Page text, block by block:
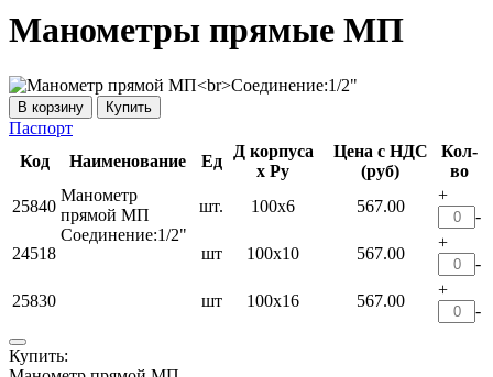
Манометры прямые МП
Купить
Паспорт
Код
Наименование Ед
Д корпуса
х Ру
Цена с НДС
(руб)
Кол-
во
25840
Манометр
прямой МП
Соединение:1/2"
шт. 100х6 567.00
+
-
24518
шт 100х10 567.00
+
-
25830
шт 100х16 567.00
+
-
Купить: